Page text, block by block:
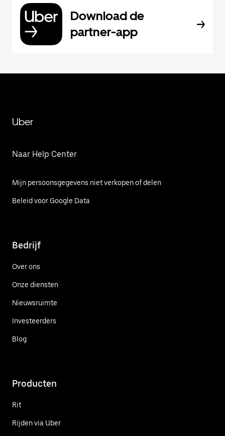
Download de
partner-app
Uber
Naar Help Center
Mijn persoonsgegevens niet verkopen of delen
Beleid voor Google Data
Bedrijf
Over ons
Onze diensten
Nieuwsruimte
Investeerders
Blog
Producten
Rit
Rijden via Uber